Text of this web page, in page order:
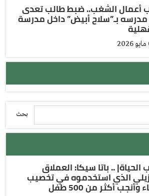
أعمال الشغب.. ضبط طالب تعدى
بـ”سلاح أبيض” داخل مدرسة
بحث
الحياة| .. باتا سيكا: العملاق
الذي استخدموه في تخصيب
وأنجب أكثر من 500 طفل